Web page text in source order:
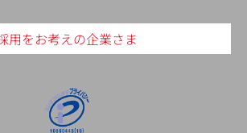
用をお考えの企業さま